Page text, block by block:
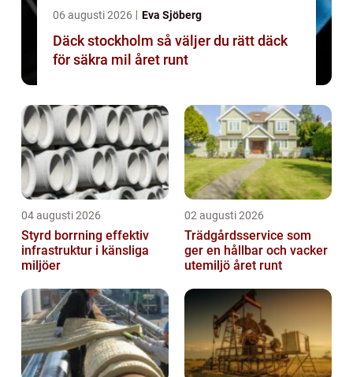
06 augusti 2026 Eva Sjöberg
Däck stockholm så väljer du rätt däck
för säkra mil året runt
04 augusti 2026
Styrd borrning effektiv
infrastruktur i känsliga
miljöer
02 augusti 2026
Trädgårdsservice som
ger en hållbar och vacker
utemiljö året runt